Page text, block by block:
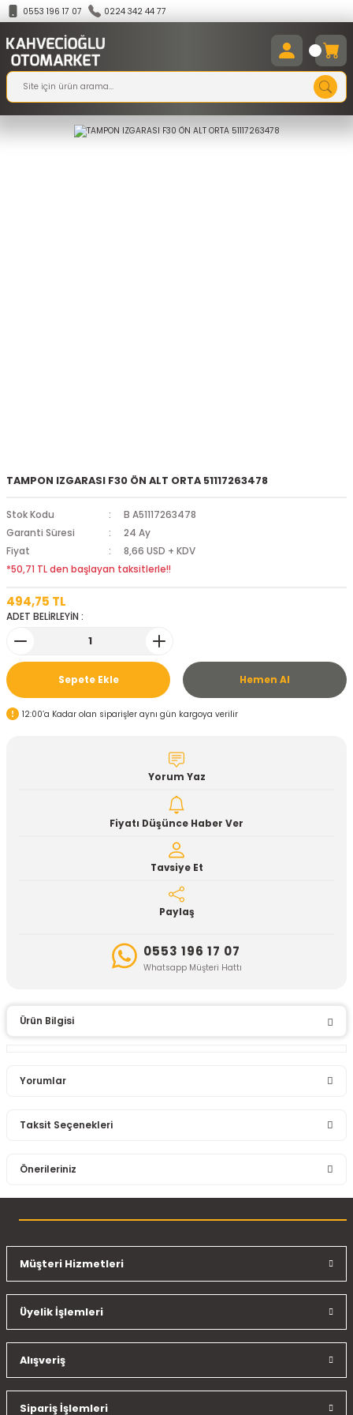
0553 196 17 07 0224 342 44 77
TAMPON IZGARASI F30 ÖN ALT ORTA 51117263478
Stok Kodu
B A51117263478
Garanti Süresi
24 Ay
Fiyat
8,66 USD + KDV
*50,71 TL den başlayan taksitlerle!!
494,75 TL
ADET BELİRLEYİN :
Sepete Ekle Hemen Al
12:00’a Kadar olan siparişler aynı gün kargoya verilir
Yorum Yaz
Fiyatı Düşünce Haber Ver
Tavsiye Et
Paylaş
0553 196 17 07
Whatsapp Müşteri Hattı
Ürün Bilgisi
Yorumlar
Taksit Seçenekleri
Önerileriniz
konularda yetersiz gördüğünüz noktaları öneri formunu
Ürün resmi kalitesiz, bozuk veya görüntülenemiyor.
Ürün açıklamasında eksik bilgiler bulunuyor.
Ürün fiyatı diğer sitelerden daha pahalı.
Bu ürüne benzer farklı alternatifler olmalı.
Müşteri Hizmetleri
Üyelik İşlemleri
Alışveriş
Sipariş İşlemleri